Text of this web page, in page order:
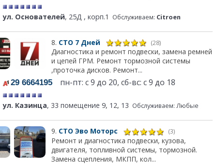
ул. Основателей, 25Д , корп.1 Обслуживаем: Citroen
8. СТО 7 Дней (28)
Диагностика и ремонт подвески, замена ремней
и цепей ГРМ. Ремонт тормозной системы
,проточка дисков. Ремонт...
29 6664195 пн-пт: с 9 до 20, сб-вс: с 9 до 18
ул. Казинца, 33 помещение 9, 12, 13 Обслуживаем: Любые
9. СТО Эво Моторс (3)
Ремонт и диагностика подвески, кузова,
двигателя, топливной системы, тормозной.
Замена сцепления, МКПП, кол...